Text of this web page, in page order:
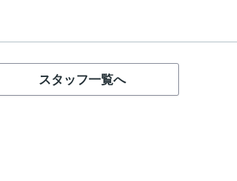
スタッフ一覧へ